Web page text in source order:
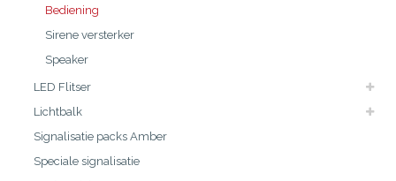
Bediening
Sirene versterker
Speaker
LED Flitser
Lichtbalk
Signalisatie packs Amber
Speciale signalisatie